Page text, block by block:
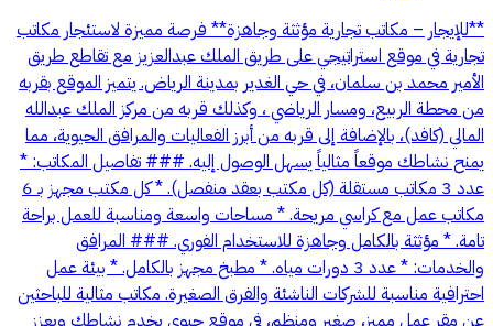
**للإيجار – مكاتب تجارية مؤثثة وجاهزة** فرصة مميزة لاستئجار مكاتب
تجارية في موقع استراتيجي على طريق الملك عبدالعزيز مع تقاطع طريق
الأمير محمد بن سلمان، في حي الغدير بمدينة الرياض. يتميز الموقع بقربه
من محطة الربيع، ومسار الرياضي ، وكذلك قربه من مركز الملك عبدالله
المالي (كافد)، بالإضافة إلى قربه من أبرز الفعاليات والمرافق الحيوية، مما
يمنح نشاطك موقعاً مثالياً يسهل الوصول إليه. ### تفاصيل المكاتب: *
عدد 3 مكاتب مستقلة (كل مكتب بعقد منفصل). * كل مكتب مجهز بـ 6
مكاتب عمل مع كراسي مريحة. * مساحات واسعة ومناسبة للعمل براحة
تامة. * مؤثثة بالكامل وجاهزة للاستخدام الفوري. ### المرافق
والخدمات: * عدد 3 دورات مياه. * مطبخ مجهز بالكامل. * بيئة عمل
احترافية مناسبة للشركات الناشئة والفرق الصغيرة. مكاتب مثالية للباحثين
عن مقر عمل مميز، صغير ومنظم، في موقع حيوي يخدم نشاطك ويعزز